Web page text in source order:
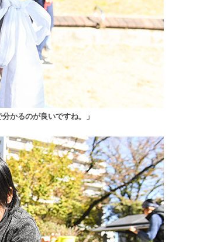
かるのが良いですね。」